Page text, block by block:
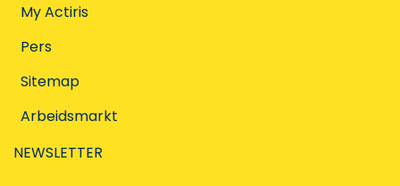
My Actiris
Pers
Sitemap
Arbeidsmarkt
NEWSLETTER